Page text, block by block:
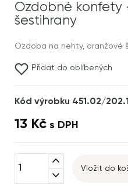
Ozdobné konfety
šestihrany
Ozdoba na nehty, oranžové
Přidat do oblíbených
Kód výrobku 451.02/
13 Kč s DPH
expand_less
expand_more
Vložit do